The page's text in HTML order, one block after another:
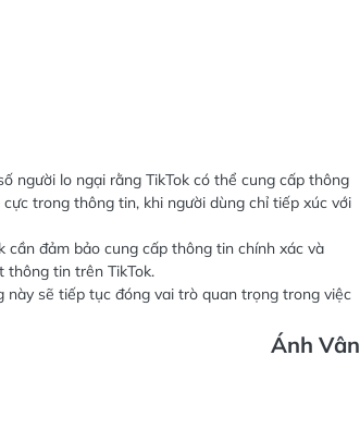
người lo ngại rằng TikTok có thể cung cấp thông
trong thông tin, khi người dùng chỉ tiếp xúc với
đảm bảo cung cấp thông tin chính xác và
thông tin trên TikTok.
này sẽ tiếp tục đóng vai trò quan trọng trong việc
Ánh Vân